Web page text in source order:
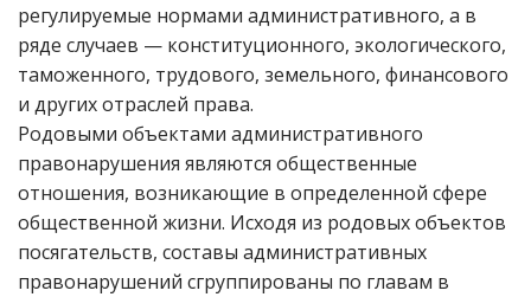
регулируемые нормами административного, а в
ряде случаев — конституционного, экологического,
таможенного, трудового, земельного, финансового
и других отраслей права.
Родовыми объектами административного
правонарушения являются общественные
отношения, возникающие в определенной сфере
общественной жизни. Исходя из родовых объектов
посягательств, составы административных
правонарушений сгруппированы по главам в